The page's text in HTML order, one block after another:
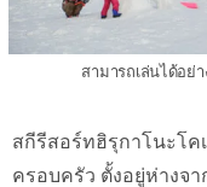
สามารถเล่นได้อ
สกีรีสอร์ทฮิรุกาโนะโค
ครอบครัว ตั้งอยู่ห่างจ